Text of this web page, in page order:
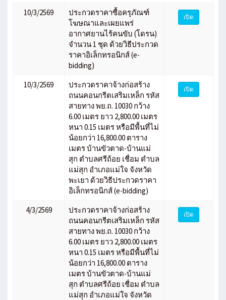
10/3/2569
ประกวดราคาซื้อครุภัณฑ์
โฆษณาและเผยแพร่
อากาศยานไร้คนขับ (โดรน)
จำนวน 1 ชุด ด้วยวิธีประกวด
ราคาอิเล็กทรอนิกส์ (e-
bidding)
เปิด
10/3/2569
ประกวดราคาจ้างก่อสร้าง
ถนนคอนกรีตเสริมเหล็ก รหัส
สายทาง พย.ถ. 10030 กว้าง
6.00 เมตร ยาว 2,800.00 เมตร
หนา 0.15 เมตร หรือมีพื้นที่ไม่
น้อยกว่า 16,800.00 ตาราง
เมตร บ้านขัวตาด-บ้านแม่
สุก ตำบลศรีถ้อย เชื่อม ตำบล
แม่สุก อำเภอแม่ใจ จังหวัด
พะเยา ด้วยวิธีประกวดราคา
อิเล็กทรอนิกส์ (e-bidding)
เปิด
4/3/2569
ประกวดราคาจ้างก่อสร้าง
ถนนคอนกรีตเสริมเหล็ก รหัส
สายทาง พย.ถ. 10030 กว้าง
6.00 เมตร ยาว 2,800.00 เมตร
หนา 0.15 เมตร หรือมีพื้นที่ไม่
น้อยกว่า 16,800.00 ตาราง
เมตร บ้านขัวตาด-บ้านแม่
สุก ตำบลศรีถ้อย เชื่อม ตำบล
แม่สุก อำเภอแม่ใจ จังหวัด
เปิด